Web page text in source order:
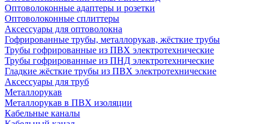
Оптоволоконные адаптеры и розетки
Оптоволоконные сплиттеры
Аксессуары для оптоволокна
Гофрированные трубы, металлорукав, жёсткие трубы
Трубы гофрированные из ПВХ электротехнические
Трубы гофрированные из ПНД электротехнические
Гладкие жёсткие трубы из ПВХ электротехнические
Аксессуары для труб
Металлорукав
Металлорукав в ПВХ изоляции
Кабельные каналы